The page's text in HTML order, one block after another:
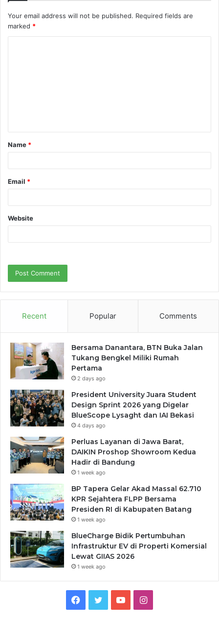
Your email address will not be published. Required fields are
marked *
t
*
Name *
Email *
Website
Recent Popular Comments
Bersama Danantara, BTN Buka Jalan
Tukang Bengkel Miliki Rumah
Pertama
2 days ago
President University Juara Student
Design Sprint 2026 yang Digelar
BlueScope Lysaght dan IAI Bekasi
4 days ago
Perluas Layanan di Jawa Barat,
DAIKIN Proshop Showroom Kedua
Hadir di Bandung
1 week ago
BP Tapera Gelar Akad Massal 62.710
KPR Sejahtera FLPP Bersama
Presiden RI di Kabupaten Batang
1 week ago
BlueCharge Bidik Pertumbuhan
Infrastruktur EV di Properti Komersial
Lewat GIIAS 2026
1 week ago
Facebook
TwitterYouTubeInstagram